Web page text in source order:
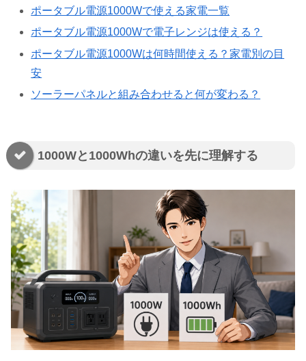
ポータブル電源1000Wで使える家電一覧
ポータブル電源1000Wで電子レンジは使える？
ポータブル電源1000Wは何時間使える？家電別の目
安
ソーラーパネルと組み合わせると何が変わる？
1000Wと1000Whの違いを先に理解する